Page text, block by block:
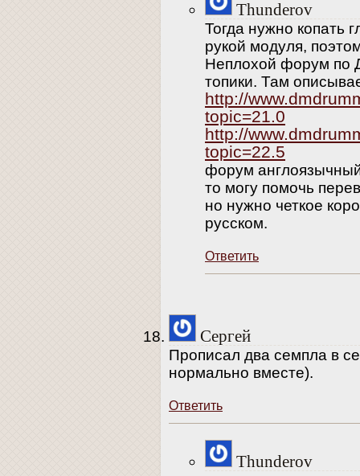
Thunderov
Тогда нужно копать
рукой модуля,
Неплохой форум по
топики. Там
http://
topic=21.0
http://
topic=22.5
форум
то могу помочь
но нужно четкое
русском.
Ответить
Сергей
Прописал два семпла в
нормально вместе).
Ответить
Thunderov